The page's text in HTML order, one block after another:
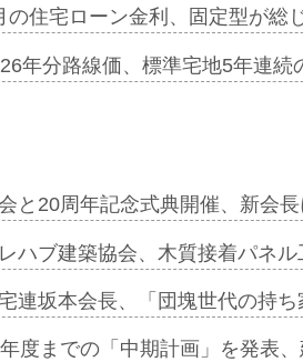
コリビング…
る2階建…
の住宅ローン金利、固定型が
年分路線価、標準宅地5年連
加=リンナ…
見込む=…
と20周年記念式典開催、新会
ハブ建築協会、木質接着パネ
連坂本会長、「団塊世代の持
度までの「中期計画」を発表